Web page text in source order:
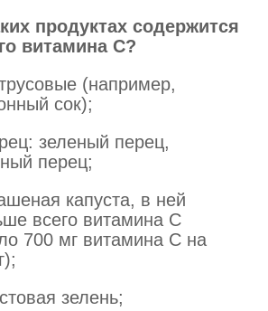
продуктах содержится
витамина С?
(например,
сок);
зеленый перец,
перец;
капуста, в ней
всего витамина С
700 мг витамина С на
зелень;